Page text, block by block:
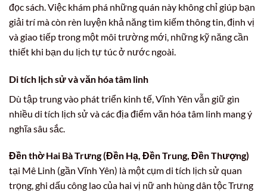
đọc sách. Việc khám phá những quán này không chỉ giúp bạn
giải trí mà còn rèn luyện khả năng tìm kiếm thông tin, định vị
và giao tiếp trong một môi trường mới, những kỹ năng cần
thiết khi bạn du lịch tự túc ở nước ngoài.
Di tích lịch sử và văn hóa tâm linh
Dù tập trung vào phát triển kinh tế, Vĩnh Yên vẫn giữ gìn
nhiều di tích lịch sử và các địa điểm văn hóa tâm linh mang ý
nghĩa sâu sắc.
Đền thờ Hai Bà Trưng (Đền Hạ, Đền Trung, Đền Thượng)
tại Mê Linh (gần Vĩnh Yên) là một cụm di tích lịch sử quan
trọng, ghi dấu công lao của hai vị nữ anh hùng dân tộc Trưng